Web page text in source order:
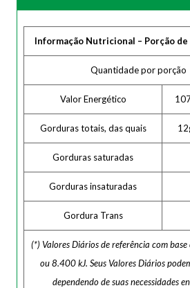
Informação Nutricional – Porção
Quantidade por porção
Valor Energético
Gorduras totais, das quais
Gorduras saturadas
Gorduras insaturadas
Gordura Trans
(*) Valores Diários de referência com
ou 8.400 kJ. Seus Valores Diários
dependendo de suas necessidades